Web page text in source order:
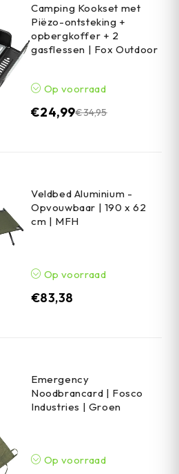
Camping Kookset met
Piëzo-ontsteking +
opbergkoffer + 2
gasflessen | Fox Outdoor
Op voorraad
€34,95
€24,99
Veldbed Aluminium -
Opvouwbaar | 190 x 62
cm | MFH
Op voorraad
€83,38
Emergency
Noodbrancard | Fosco
Industries | Groen
Op voorraad